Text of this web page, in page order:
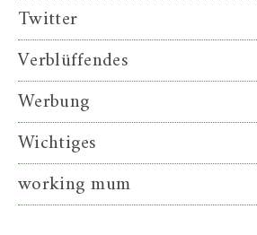
Twitter
Verblüffendes
Werbung
Wichtiges
working mum